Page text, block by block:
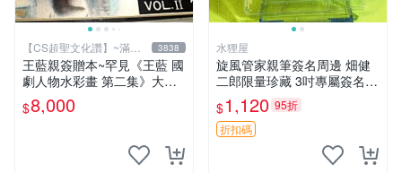
【CS超聖文化讚】~滿千
元送運
3838
王藍親簽贈本~罕見《王藍 國
劇人物水彩畫 第二集》大本
【 CS超聖文化讚】
$8,000
水狸屋
旋風管家親筆簽名周邊 畑健
二郎限量珍藏 3吋專屬簽名照
日本正版中古 正規卡磚附送
旋風管家 畑健二郎 簽名照
$1,120 95折
折扣碼